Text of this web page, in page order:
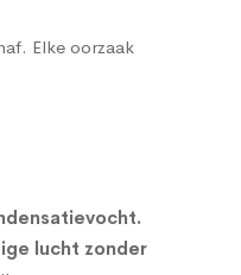
Elke oorzaak
lucht zonder